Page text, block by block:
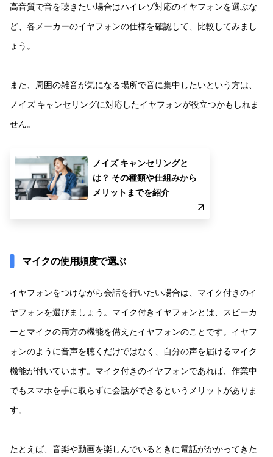
高音質で音を聴きたい場合はハイレゾ対応のイヤフォンを選ぶな
ど、各メーカーのイヤフォンの仕様を確認して、比較してみまし
ょう。
また、周囲の雑音が気になる場所で音に集中したいという方は、
ノイズ キャンセリングに対応したイヤフォンが役立つかもしれま
せん。
ノイズ キャンセリングと
は？ その種類や仕組みから
メリットまでを紹介
マイクの使用頻度で選ぶ
イヤフォンをつけながら会話を行いたい場合は、マイク付きのイ
ヤフォンを選びましょう。マイク付きイヤフォンとは、スピーカ
ーとマイクの両方の機能を備えたイヤフォンのことです。イヤフ
ォンのように音声を聴くだけではなく、自分の声を届けるマイク
機能が付いています。マイク付きのイヤフォンであれば、作業中
でもスマホを手に取らずに会話ができるというメリットがありま
す。
たとえば、音楽や動画を楽しんでいるときに電話がかかってきた